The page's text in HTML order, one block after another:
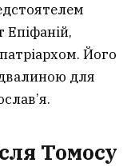
Епіфаній,
Його
для
Томосу